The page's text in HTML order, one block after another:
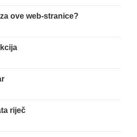
ove web-stranice?
riječ